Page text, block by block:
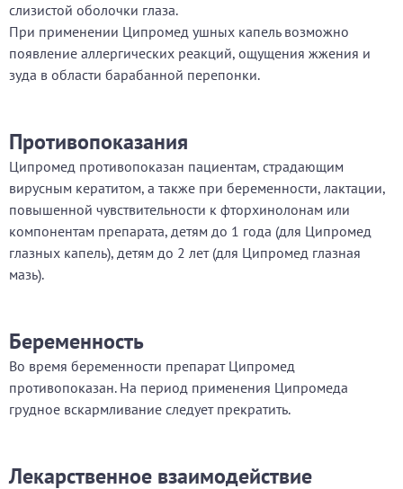
слизистой оболочки глаза.
При применении Ципромед ушных капель возможно
появление аллергических реакций, ощущения жжения и
зуда в области барабанной перепонки.
Противопоказания
Ципромед противопоказан пациентам, страдающим
вирусным кератитом, а также при беременности, лактации,
повышенной чувствительности к фторхинолонам или
компонентам препарата, детям до 1 года (для Ципромед
глазных капель), детям до 2 лет (для Ципромед глазная
мазь).
Беременность
Во время беременности препарат Ципромед
противопоказан. На период применения Ципромеда
грудное вскармливание следует прекратить.
Лекарственное взаимодействие